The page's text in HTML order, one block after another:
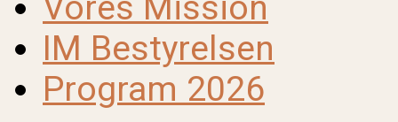
IM Bestyrelsen
Program 2026